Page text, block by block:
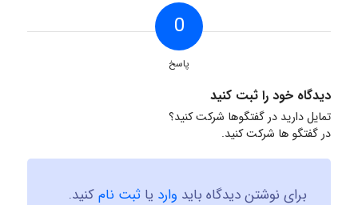
0
پاسخ
دیدگاه خود را ثبت کنید
تمایل دارید در گفتگوها شرکت کنید؟
در گفتگو ها شرکت کنید.
برای نوشتن دیدگاه باید وارد یا ثبت نامکنید.